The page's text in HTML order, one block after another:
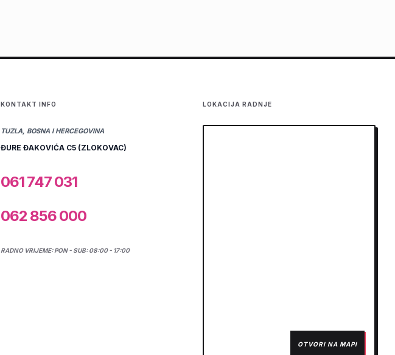
KONTAKT INFO
TUZLA, BOSNA I HERCEGOVINA
ĐURE ĐAKOVIĆA C5 (ZLOKOVAC)
061 747 031
062 856 000
RADNO VRIJEME: PON - SUB: 08:00 - 17:00
LOKACIJA RADNJE
OTVORI NA MAPI